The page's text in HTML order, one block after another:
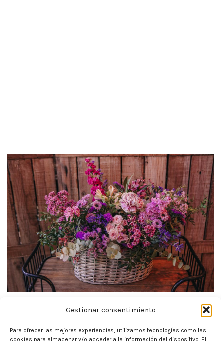
Gestionar consentimiento
Para ofrecer las mejores experiencias, utilizamos tecnologías como las
cookies para almacenar y/o acceder a la información del dispositivo. El